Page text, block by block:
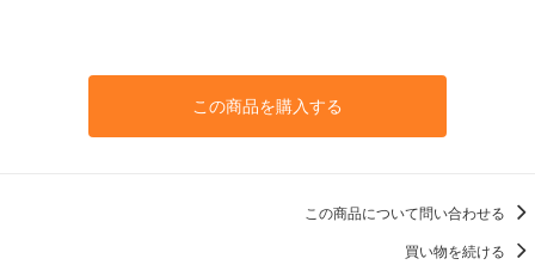
この商品を購入する
この商品について問い合わせる
買い物を続ける